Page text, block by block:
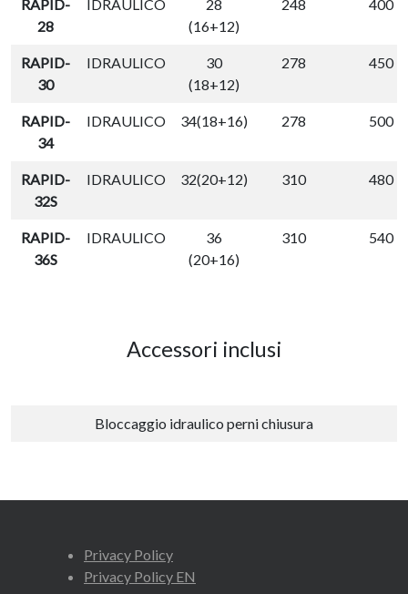
RAPID-
28
IDRAULICO
28
(16+12)
248 400
RAPID-
30
IDRAULICO
30
(18+12)
278 450
RAPID-
34
IDRAULICO 34(18+16) 278 500
RAPID-
32S
IDRAULICO 32(20+12) 310 480
RAPID-
36S
IDRAULICO
36
(20+16)
310 540
Accessori inclusi
Bloccaggio idraulico perni chiusura
Privacy Policy
Privacy Policy EN